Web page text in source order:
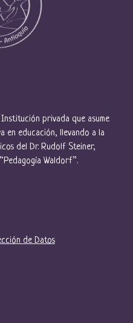
privada que asume
en educación, llevando a la
del Dr. Rudolf Steiner,
Waldorf”.
de Datos